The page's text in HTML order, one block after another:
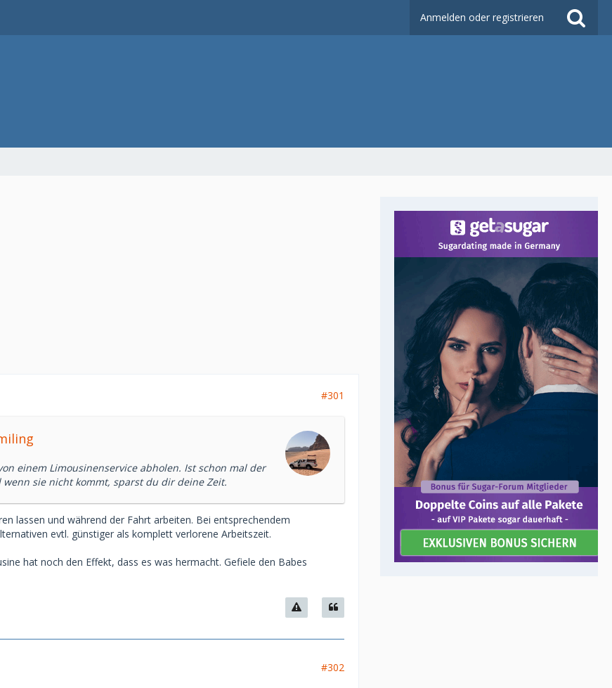
Anmelden oder registrieren
#301
einem Limousinenservice abholen. Ist schon mal der
sie nicht kommt, sparst du dir deine Zeit.
lassen und während der Fahrt arbeiten. Bei entsprechendem
evtl. günstiger als komplett verlorene Arbeitszeit.
hat noch den Effekt, dass es was hermacht. Gefiele den Babes
#302